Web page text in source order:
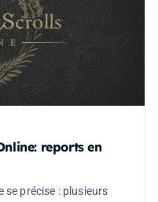
reports en
se précise : plusieurs